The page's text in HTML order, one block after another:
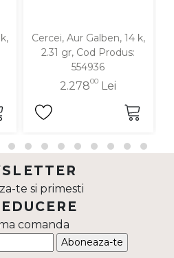
Cercei, Aur Galben, 14 k,
2.31 gr, Cod Produs:
554936
2.27800 Lei
te si primesti
comanda
Aboneaza-te